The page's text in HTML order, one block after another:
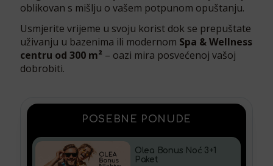
oblikovan s mišlju o vašem potpunom opuštanju.
Usmjerite vrijeme u svoju korist dok se prepuštate
uživanju u bazenima ili modernom Spa & Wellness
centru od 300 m² – oazi mira posvećenoj vašoj
dobrobiti.
POSEBNE PONUDE
Olea Bonus Noć 3+1
Paket